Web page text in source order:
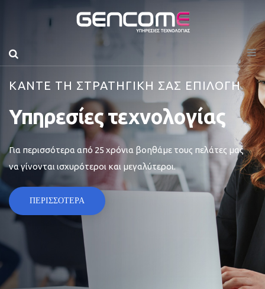
ΚΑΝΤΕ ΤΗ ΣΤΡΑΤΗΓΙΚΗ ΣΑΣ ΕΠΙΛΟΓΗ
Υπηρεσίες τεχνολογίας
Για περισσότερα από 25 χρόνια βοηθάμε τους πελάτες μας
να γίνονται ισχυρότεροι και μεγαλύτεροι.
ΠΕΡΙΣΣΟΤΕΡΑ